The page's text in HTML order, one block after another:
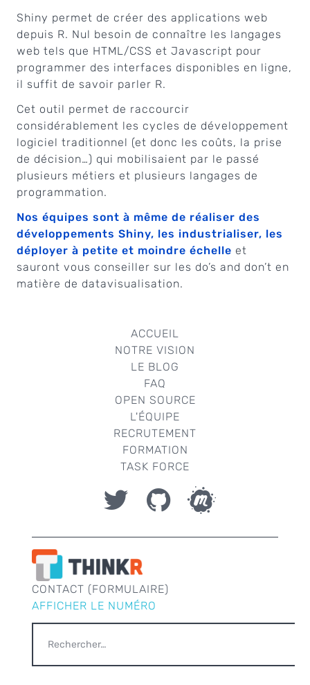
Shiny permet de créer des applications web
depuis R. Nul besoin de connaître les langages
web tels que HTML/CSS et Javascript pour
programmer des interfaces disponibles en ligne,
il suffit de savoir parler R.
Cet outil permet de raccourcir
considérablement les cycles de développement
logiciel traditionnel (et donc les coûts, la prise
de décision…) qui mobilisaient par le passé
plusieurs métiers et plusieurs langages de
programmation.
Nos équipes sont à même de réaliser des
développements Shiny, les industrialiser, les
déployer à petite et moindre échelle et
sauront vous conseiller sur les do’s and don’t en
matière de datavisualisation.
ACCUEIL
NOTRE VISION
LE BLOG
FAQ
OPEN SOURCE
L'ÉQUIPE
RECRUTEMENT
FORMATION
TASK FORCE
CONTACT (FORMULAIRE)
AFFICHER LE NUMÉRO
RECHERCHER :